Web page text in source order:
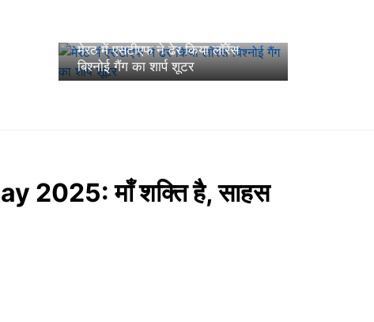
मेरठ में एसटीएफ ने ढेर किया लॉरेंस
बिश्नोई गैंग का शार्प शूटर
2025: माँ शक्ति है, साहस